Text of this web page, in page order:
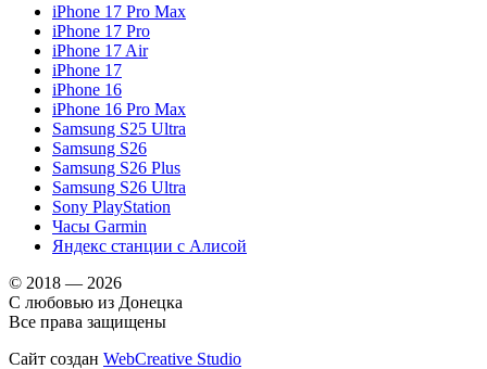
iPhone 17 Pro Max
iPhone 17 Pro
iPhone 17 Air
iPhone 17
iPhone 16
iPhone 16 Pro Max
Samsung S25 Ultra
Samsung S26
Samsung S26 Plus
Samsung S26 Ultra
Sony PlayStation
Часы Garmin
Яндекс станции с Алисой
© 2018 — 2026
С любовью из Донецка
Все права защищены
Сайт создан WebCreative Studio